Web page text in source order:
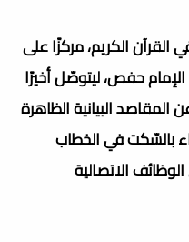
القرآن الكريم، مركزًا على
حفص، ليتوصّل أخيرًا
البيانية الظاهرة
بالسّكت في الخطاب
الاتصالية